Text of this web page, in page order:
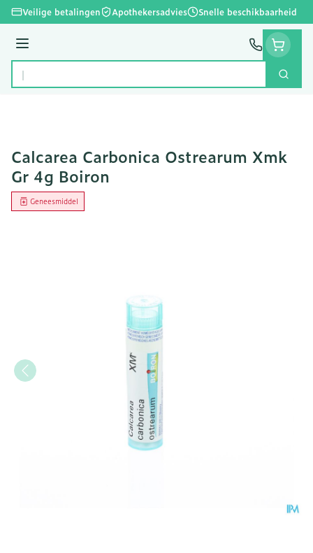
Ga naar de inhoud
Veilige betalingen Apothekersadvies Snelle beschikbaarheid
Menu
Product, merk, categorie...
Zoek
Calcarea Carbonica Ostrearum Xmk
Gr 4g Boiron
Geneesmiddel